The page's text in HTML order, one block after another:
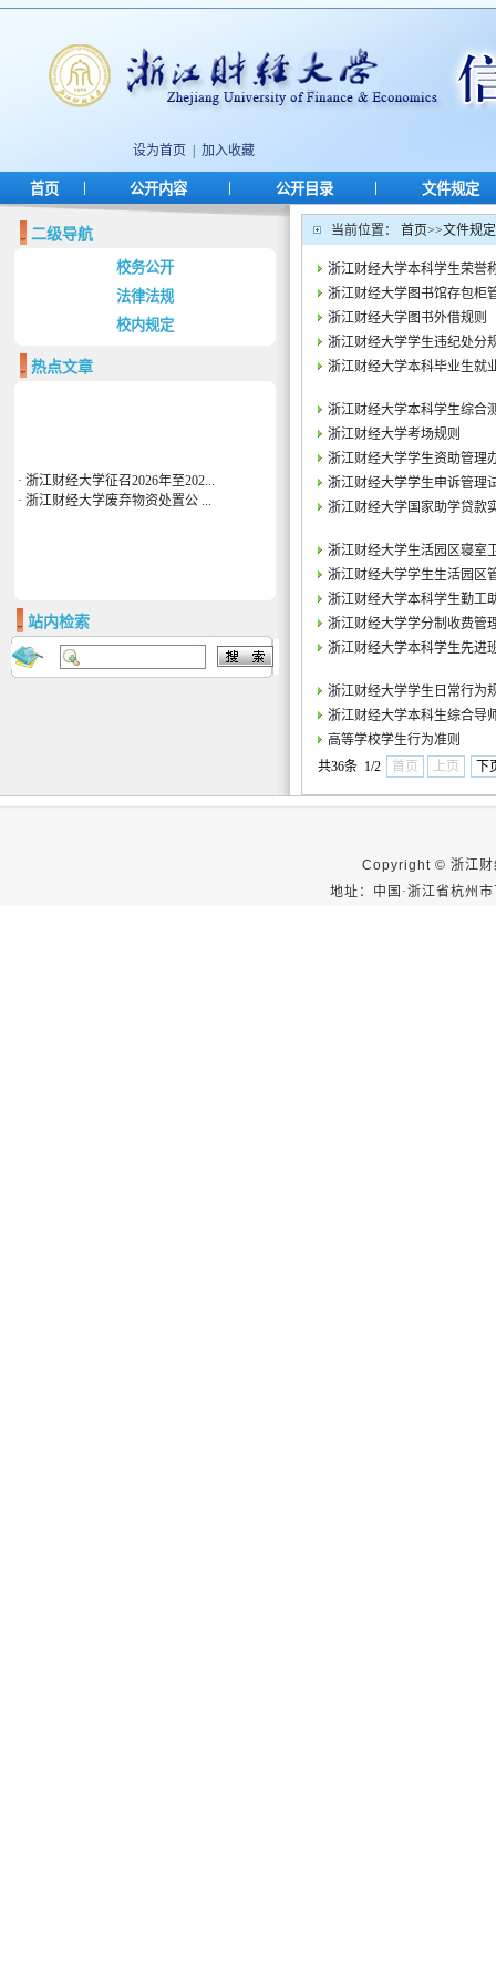
设为首页 加入收藏
首页 | 公开内容 | 公开目录 | 文件规定
二级导航
校务公开
法律法规
校内规定
热点文章
· 浙江财经大学征召2026年至202...
· 浙江财经大学废弃物资处置公 ...
站内检索
当前位置： 首页>>文件规定
浙江财经大学本科学生荣誉
浙江财经大学图书馆存包柜
浙江财经大学图书外借规则
浙江财经大学学生违纪处分
浙江财经大学本科毕业生就
浙江财经大学本科学生综合
浙江财经大学考场规则
浙江财经大学学生资助管理
浙江财经大学学生申诉管理
浙江财经大学国家助学贷款
浙江财经大学生活园区寝室
浙江财经大学学生生活园区
浙江财经大学本科学生勤工
浙江财经大学学分制收费管
浙江财经大学本科学生先进
浙江财经大学学生日常行为
浙江财经大学本科生综合导
高等学校学生行为准则
共36条 1/2
首页 上页 下
Copyright © 浙江
地址：中国·浙江省杭州